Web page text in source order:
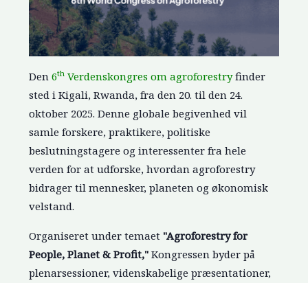
Den6th Verdenskongres om agroforestryfinder
sted i Kigali, Rwanda, fra den 20. til den 24.
oktober 2025. Denne globale begivenhed vil
samle forskere, praktikere, politiske
beslutningstagere og interessenter fra hele
verden for at udforske, hvordan agroforestry
bidrager til mennesker, planeten og økonomisk
velstand.
Organiseret under temaet "Agroforestry for
People, Planet & Profit," Kongressen byder på
plenarsessioner, videnskabelige præsentationer,